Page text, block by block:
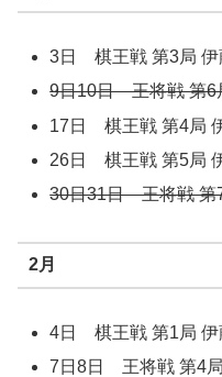
3日 棋王戦 第3局 伊
9日10日 王将戦 第6
17日 棋王戦 第4局
26日 棋王戦 第5局
30日31日 王将戦 第
2月
4日 棋王戦 第1局 伊
7日8日 王将戦 第4